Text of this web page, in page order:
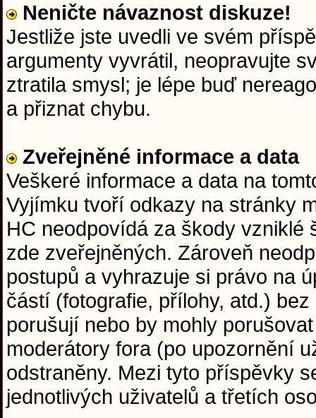
Neničte návaznost diskuze!
Jestliže jste uvedli ve svém
argumenty vyvrátil, neopravujte
ztratila smysl; je lépe buď
a přiznat chybu.
Zveřejněné informace a data
Veškeré informace a data na
Vyjímku tvoří odkazy na stránky
HC neodpovídá za škody vzniklé
zde zveřejněných. Zároveň
postupů a vyhrazuje si právo na
částí (fotografie, přílohy, atd.)
porušují nebo by mohly
moderátory fora (po upozornění
odstraněny. Mezi tyto příspěvky
jednotlivých uživatelů a třetích